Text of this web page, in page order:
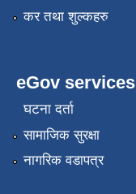
कर तथा शुल्कहरु
eGov services
घटना दर्ता
सामाजिक सुरक्षा
नागरिक वडापत्र